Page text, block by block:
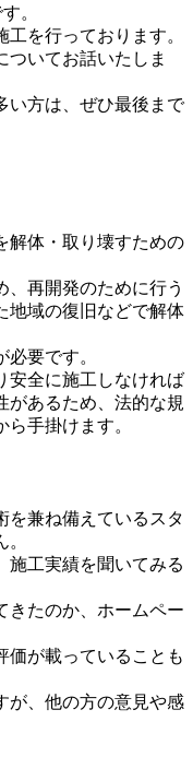
。
を行っております。
ついてお話いたしま
い方は、ぜひ最後まで
解体・取り壊すための
、再開発のために行う
地域の復旧などで解体
要です。
安全に施工しなければ
があるため、法的な規
手掛けます。
を兼ね備えているスタ
施工実績を聞いてみる
きたのか、ホームペー
価が載っていることも
が、他の方の意見や感